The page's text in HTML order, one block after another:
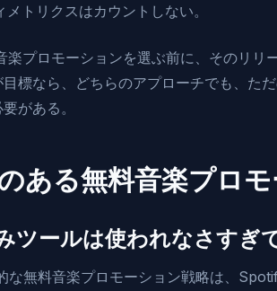
トリクスはカウントしない。
楽プロモーションを選ぶ前に、そのリリ
標なら、どちらのアプローチでも、た
がある。
ある無料音楽プロ
ツールは使われなさすぎ
な無料音楽プロモーション戦略は、